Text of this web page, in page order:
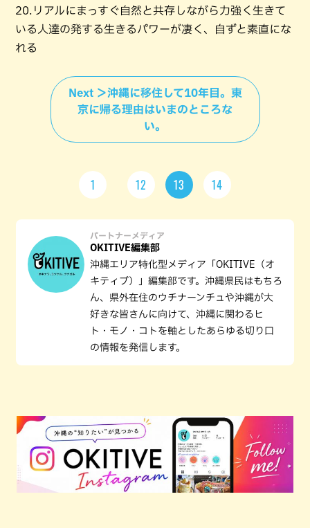
20.リアルにまっすぐ自然と共存しながら力強く生きて
いる人達の発する生きるパワーが凄く、自ずと素直にな
れる
Next ＞沖縄に移住して10年目。東
京に帰る理由はいまのところな
い。
1 12 13 14
パートナーメディア
OKITIVE編集部
沖縄エリア特化型メディア「OKITIVE（オ
キティブ）」編集部です。沖縄県民はもちろ
ん、県外在住のウチナーンチュや沖縄が大
好きな皆さんに向けて、沖縄に関わるヒ
ト・モノ・コトを軸としたあらゆる切り口
の情報を発信します。